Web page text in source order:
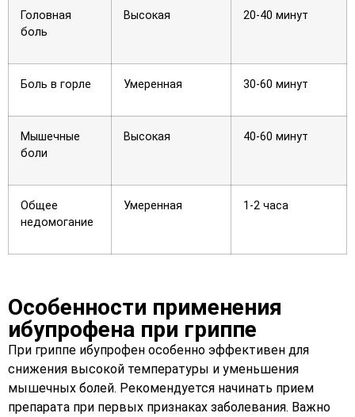
Головная
боль
Высокая 20-40 минут
Боль в горле Умеренная 30-60 минут
Мышечные
боли
Высокая 40-60 минут
Общее
недомогание
Умеренная 1-2 часа
Особенности применения
ибупрофена при гриппе
При гриппе ибупрофен особенно эффективен для
снижения высокой температуры и уменьшения
мышечных болей. Рекомендуется начинать прием
препарата при первых признаках заболевания. Важно